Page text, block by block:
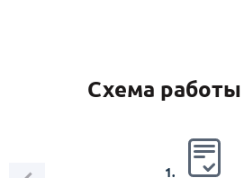
Схема работы
1.